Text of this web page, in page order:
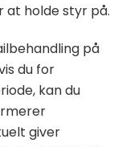
at holde styr på.
på
du for
kan du
giver